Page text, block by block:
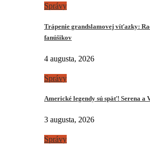
Správy
Trápenie grandslamovej víťazky:
fanúšikov
4 augusta, 2026
Správy
Americké legendy sú späť! Serena a
3 augusta, 2026
Správy